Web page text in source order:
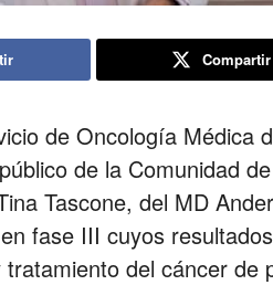
Compartir
de Oncología Médica
de la Comunidad
Tascone, del MD
fase III cuyos
del cáncer de